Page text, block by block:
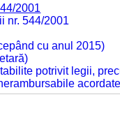
2001
nr. 544/2001
cu anul 2015)
potrivit legii,